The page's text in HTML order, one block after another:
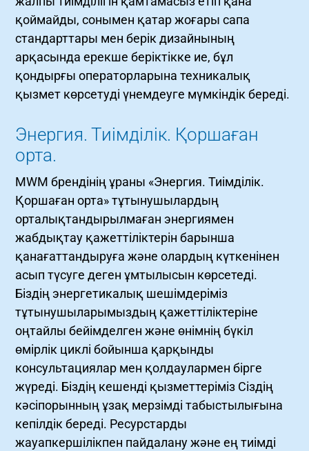
қоймайды, сонымен қатар жоғары сапа
стандарттары мен берік дизайнының
арқасында ерекше беріктікке ие, бұл
қондырғы операторларына техникалық
қызмет көрсетуді үнемдеуге мүмкіндік береді.
Энергия. Тиімділік. Қоршаған
орта.
MWM брендінің ұраны «Энергия. Тиімділік.
Қоршаған орта» тұтынушылардың
орталықтандырылмаған энергиямен
жабдықтау қажеттіліктерін барынша
қанағаттандыруға және олардың күткенінен
асып түсуге деген ұмтылысын көрсетеді.
Біздің энергетикалық шешімдеріміз
тұтынушыларымыздың қажеттіліктеріне
оңтайлы бейімделген және өнімнің бүкіл
өмірлік циклі бойынша қарқынды
консультациялар мен қолдаулармен бірге
жүреді. Біздің кешенді қызметтеріміз Сіздің
кәсіпорынның ұзақ мерзімді табыстылығына
кепілдік береді. Ресурстарды
жауапкершілікпен пайдалану және ең тиімді